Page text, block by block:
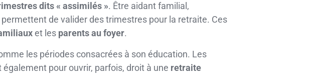
dits « assimilés ». Être aidant familial,
de valider des trimestres pour la retraite. Ces
et les parents au foyer.
les périodes consacrées à son éducation. Les
pour ouvrir, parfois, droit à une retraite